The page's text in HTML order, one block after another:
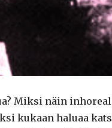
Miksi näin
kukaan haluaa